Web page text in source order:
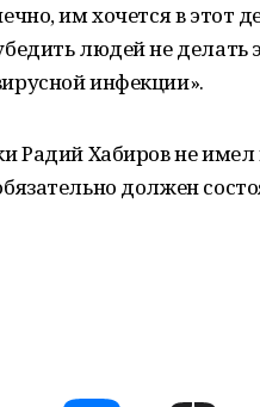
им хочется в этот
людей не делать
инфекции».
Радий Хабиров не
должен